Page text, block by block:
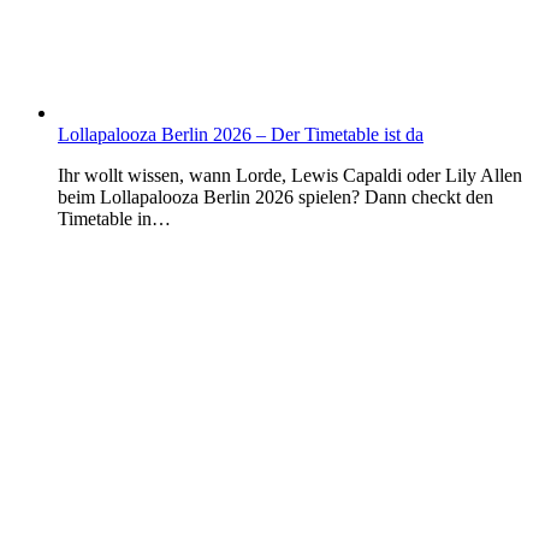
Lollapalooza Berlin 2026 – Der Timetable ist da
Ihr wollt wissen, wann Lorde, Lewis Capaldi oder Lily Allen
beim Lollapalooza Berlin 2026 spielen? Dann checkt den
Timetable in…